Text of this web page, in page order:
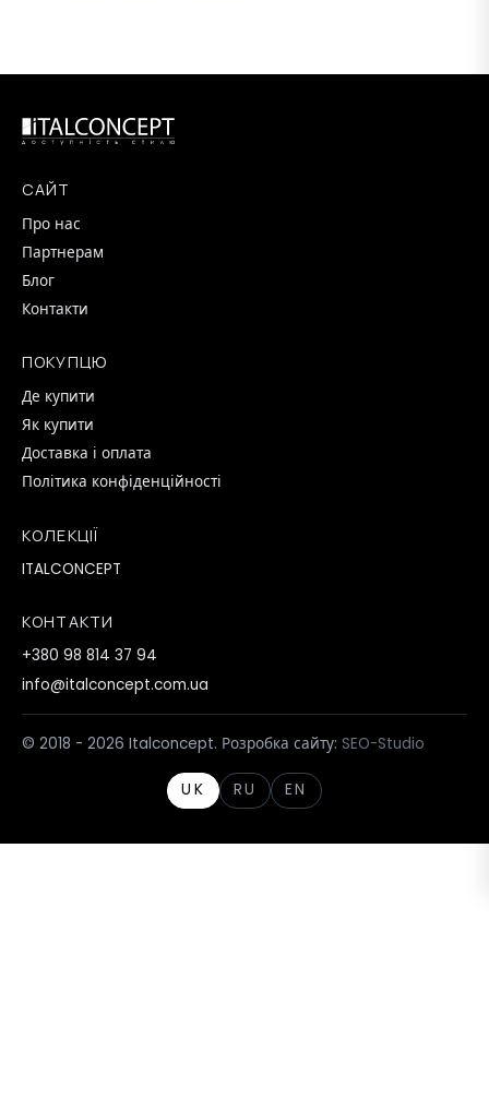
САЙТ
Про нас
Партнерам
Блог
Контакти
ПОКУПЦЮ
Де купити
Як купити
Доставка і оплата
Політика конфіденційності
КОЛЕКЦІЇ
ITALCONCEPT
КОНТАКТИ
+380 98 814 37 94
info@italconcept.com.ua
© 2018 - 2026 Italconcept. Розробка сайту: SEO-Studio
UK RU EN